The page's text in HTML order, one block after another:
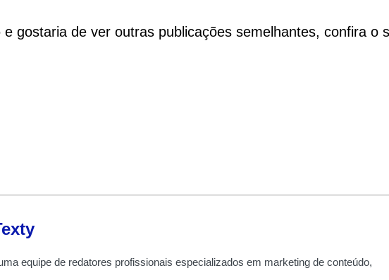
gostaria de ver outras publicações semelhantes, confira o
equipe de redatores profissionais especializados em marketing de conteúdo,